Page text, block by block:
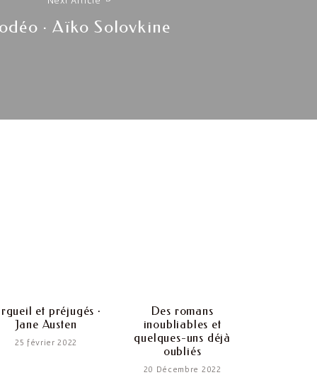
Next
· Aïko Solovkine
et préjugés ·
Jane Austen
25 février 2022
Des romans
inoubliables et
quelques-uns déjà
oubliés
20 Décembre 2022